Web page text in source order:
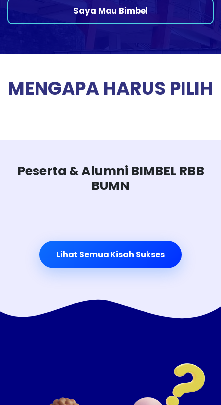
Saya Mau Bimbel
MENGAPA HARUS PILIH
Peserta & Alumni BIMBEL RBB
BUMN
Lihat Semua Kisah Sukses